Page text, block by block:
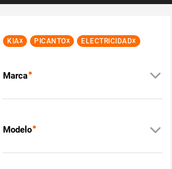
KIAx PICANTOx ELECTRICIDADx
Marca
Modelo